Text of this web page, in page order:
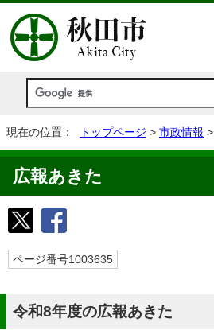
現在の位置： トップページ > 市政情報 >
広報あきた
ページ番号1003635
令和8年度の広報あきた